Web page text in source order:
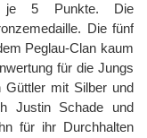
je 5 Punkte. Die
Die fünf
Peglau-Clan kaum
für die Jungs
Güttler mit Silber und
Justin Schade und
für ihr Durchhalten